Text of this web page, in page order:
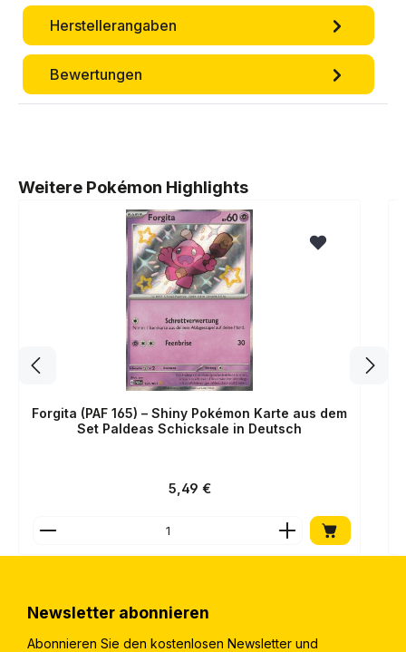
Herstellerangaben
Bewertungen
Produktgalerie überspringen
Weitere Pokémon Highlights
Forgita (PAF 165) – Shiny Pokémon Karte aus dem
Set Paldeas Schicksale in Deutsch
Regulärer Preis:
5,49 €
Produkt Anzahl: Gib den gewünschten Wert
Newsletter abonnieren
Abonnieren Sie den kostenlosen Newsletter und